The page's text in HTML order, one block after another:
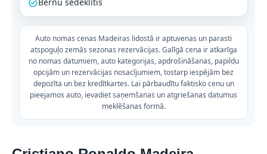
Auto nomas cenas Madeiras lidostā ir aptuvenas un parasti
atspoguļo zemās sezonas rezervācijas. Galīgā cena ir atkarīga
no nomas datumiem, auto kategorijas, apdrošināšanas, papildu
opcijām un rezervācijas nosacījumiem, tostarp iespējām bez
depozīta un bez kredītkartes. Lai pārbaudītu faktisko cenu un
pieejamos auto, ievadiet saņemšanas un atgriešanas datumus
meklēšanas formā.